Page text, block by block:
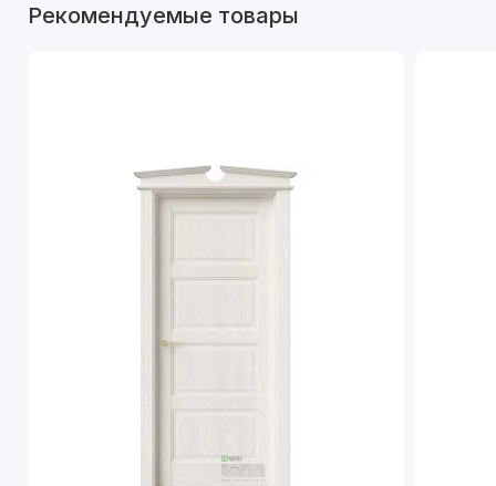
Рекомендуемые товары